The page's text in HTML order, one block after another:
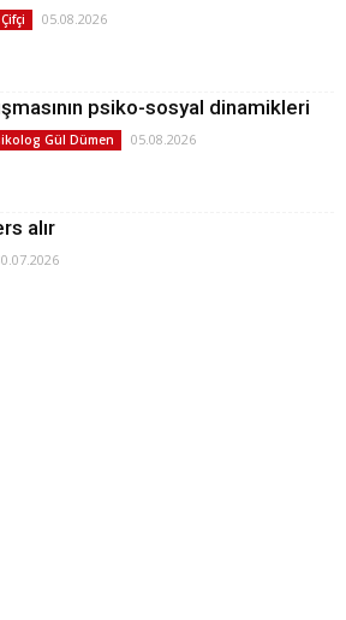
05.08.2026
psiko-sosyal dinamikleri
Gül Dümen 05.08.2026
alır